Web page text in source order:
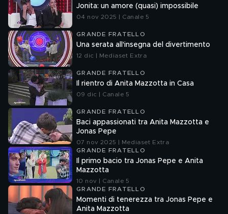
Jonita: un amore (quasi) impossibile
04 nov 2025 | Canale 5
GRANDE FRATELLO
Una serata all'insegna del divertimento
12 dic | Mediaset Extra
GRANDE FRATELLO
Il rientro di Anita Mazzotta in Casa
09 dic | Canale 5
GRANDE FRATELLO
Baci appassionati tra Anita Mazzotta e
Jonas Pepe
07 nov 2025 | Mediaset Extra
GRANDE FRATELLO
Il primo bacio tra Jonas Pepe e Anita
Mazzotta
10 nov | Canale 5
GRANDE FRATELLO
Momenti di tenerezza tra Jonas Pepe e
Anita Mazzotta